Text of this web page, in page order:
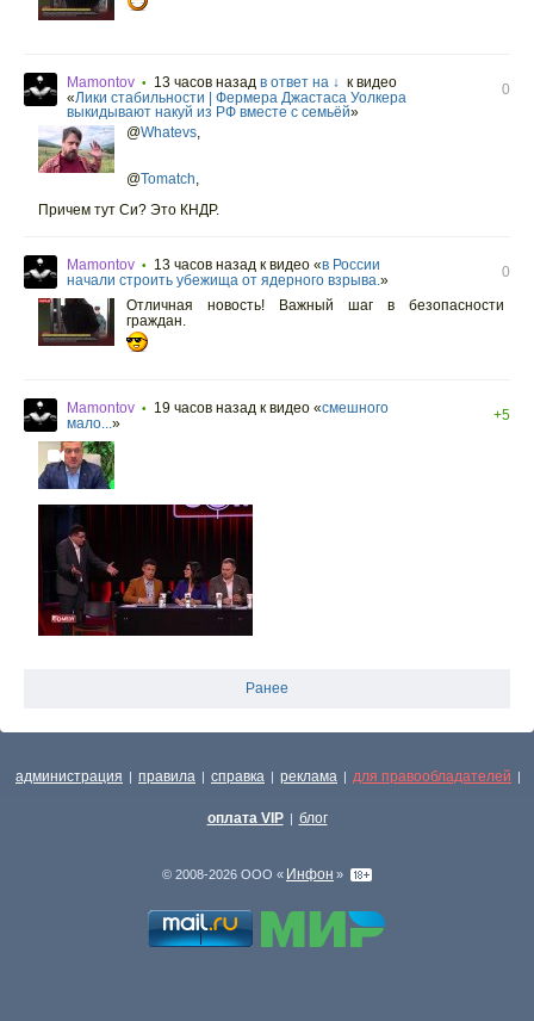
Mamontov • 13 часов назад в ответ на ↓ к видео
«Лики стабильности | Фермера Джастаса Уолкера
выкидывают накуй из РФ вместе с семьёй»
0
@Whatevs,
@Tomatch,
Причем тут Си? Это КНДР.
Mamontov • 13 часов назад к видео «в России
начали строить убежища от ядерного взрыва.»
0
Отличная новость! Важный шаг в безопасности
граждан.
Mamontov • 19 часов назад к видео «смешного
мало...» +5
Ранее
администрация | правила | справка | реклама | для правообладателей |
оплата VIP | блог
© 2008-2026 ООО « Инфон »